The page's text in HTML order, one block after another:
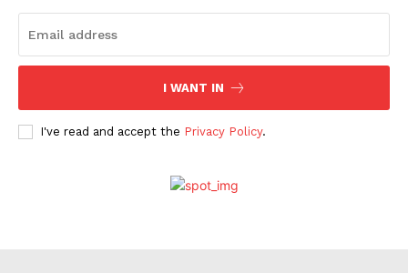
I WANT IN
I've read and accept the Privacy Policy.